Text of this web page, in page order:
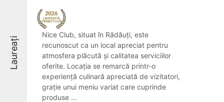
Laureați
Nice Club, situat în Rădăuți, este
recunoscut ca un local apreciat pentru
atmosfera plăcută și calitatea serviciilor
oferite. Locația se remarcă printr-o
experiență culinară apreciată de vizitatori,
grație unui meniu variat care cuprinde
produse ...